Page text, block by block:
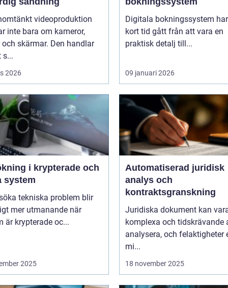
videoproduktion
inte bara om kameror,
skärmar. Den handlar
s...
2026
Digitala bokningssystem
kort tid gått från att vara en
praktisk detalj till...
09 januari 2026
i krypterade och
system
tekniska problem blir
mer utmanande när
är krypterade oc...
2025
Automatiserad juridisk
analys och
kontraktsgranskning
Juridiska dokument kan
komplexa och tidskrävande
analysera, och felaktigheter
mi...
18 november 2025